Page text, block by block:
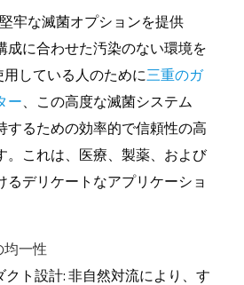
牢な滅菌オプションを提供
成に合わせた汚染のない環境を
している人のために三重のガ
ー、この高度な滅菌システム
するための効率的で信頼性の高
。これは、医療、製薬、および
るデリケートなアプリケーショ
均一性
ト設計: 非自然対流により、す